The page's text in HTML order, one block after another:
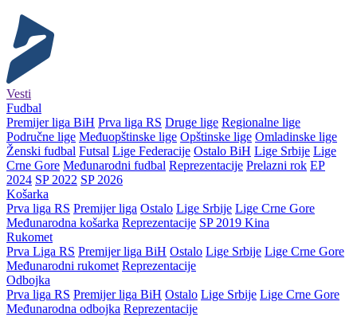
Vesti
Fudbal
Premijer liga BiH Prva liga RS Druge lige Regionalne lige
Područne lige Međuopštinske lige Opštinske lige Omladinske lige
Ženski fudbal Futsal Lige Federacije Ostalo BiH Lige Srbije Lige
Crne Gore Međunarodni fudbal Reprezentacije Prelazni rok EP
2024 SP 2022 SP 2026
Košarka
Prva liga RS Premijer liga Ostalo Lige Srbije Lige Crne Gore
Međunarodna košarka Reprezentacije SP 2019 Kina
Rukomet
Prva Liga RS Premijer liga BiH Ostalo Lige Srbije Lige Crne Gore
Međunarodni rukomet Reprezentacije
Odbojka
Prva liga RS Premijer liga BiH Ostalo Lige Srbije Lige Crne Gore
Međunarodna odbojka Reprezentacije